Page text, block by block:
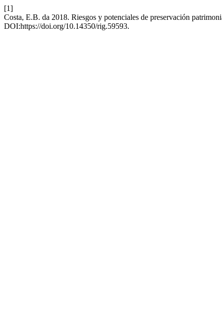
[1]
Costa, E.B. da 2018. Riesgos y potenciales de preservación
DOI:https://doi.org/10.14350/rig.59593.